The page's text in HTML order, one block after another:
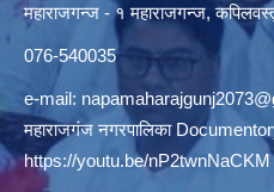
महाराजगन्ज - १ महाराजगन्ज,
076-540035
e-mail:
महाराजगंज नगरपालिका
https://youtu.be/nP2twnNaCKM